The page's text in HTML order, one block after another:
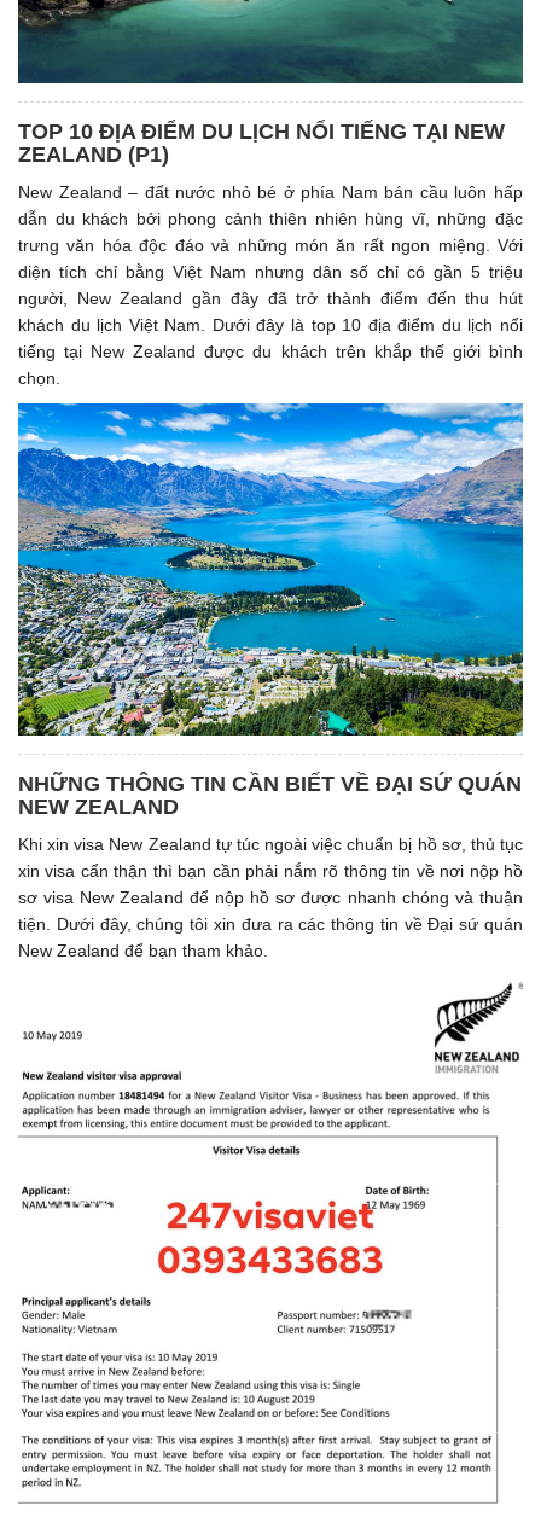
TOP 10 ĐỊA ĐIỂM DU LỊCH NỔI TIẾNG TẠI NEW
ZEALAND (P1)
New Zealand – đất nước nhỏ bé ở phía Nam bán cầu luôn hấp
dẫn du khách bởi phong cảnh thiên nhiên hùng vĩ, những đặc
trưng văn hóa độc đáo và những món ăn rất ngon miệng. Với
diện tích chỉ bằng Việt Nam nhưng dân số chỉ có gần 5 triệu
người, New Zealand gần đây đã trở thành điểm đến thu hút
khách du lịch Việt Nam. Dưới đây là top 10 địa điểm du lịch nổi
tiếng tại New Zealand được du khách trên khắp thế giới bình
chọn.
NHỮNG THÔNG TIN CẦN BIẾT VỀ ĐẠI SỨ QUÁN
NEW ZEALAND
Khi xin visa New Zealand tự túc ngoài việc chuẩn bị hồ sơ, thủ tục
xin visa cẩn thận thì bạn cần phải nắm rõ thông tin về nơi nộp hồ
sơ visa New Zealand để nộp hồ sơ được nhanh chóng và thuận
tiện. Dưới đây, chúng tôi xin đưa ra các thông tin về Đại sứ quán
New Zealand để bạn tham khảo.